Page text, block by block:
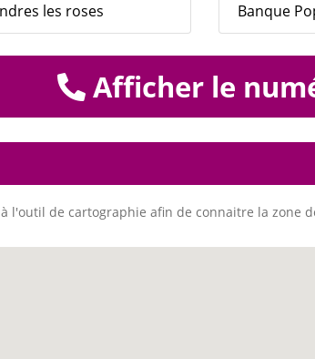
les roses Banque
Afficher le
l'outil de cartographie afin de connaitre la zone